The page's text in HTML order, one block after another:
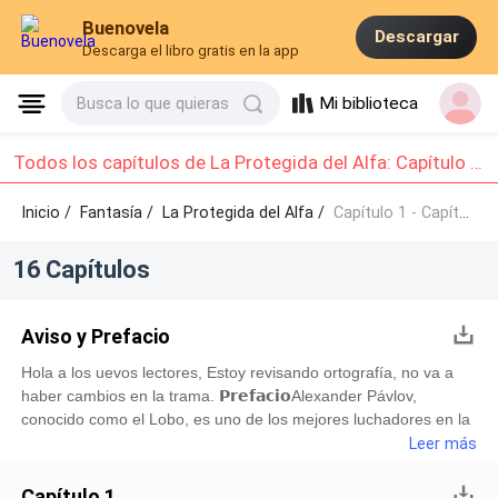
Buenovela
Descarga el libro gratis en la app
Descargar
Busca lo que quieras Mi biblioteca
Todos los capítulos de La Protegida del Alfa: Capítulo 1 - Capítulo 10
Inicio / Fantasía/La Protegida del Alfa / Capítulo 1 - Capítulo 10
16 Capítulos
Aviso y Prefacio
Hola a los uevos lectores, Estoy revisando ortografía, no va a
haber cambios en la trama. 𝗣𝗿𝗲𝗳𝗮𝗰𝗶𝗼Alexander Pávlov,
conocido como el Lobo, es uno de los mejores luchadores en la
historia de los torneos de boxeo clandestino. Su fuerza y
rivales. Las peleas las gana tan fácilmente que ni siquiera
Leer más